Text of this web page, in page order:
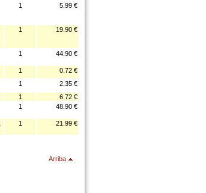
1 5.99 €
1 19.90 €
1 44.90 €
1
0.72 €
1
2.35 €
1
6.72 €
1 48.90 €
1 21.99 €
Arriba